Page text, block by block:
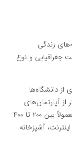
زندگی
جغرافیایی و نوع
از دانشگاه‌ها
آپارتمان‌های
خصوصی ارائه می‌دهند. این خوابگاه‌ها معمولاً بین ۲۰۰ تا ۴۰۰
آشپزخانه